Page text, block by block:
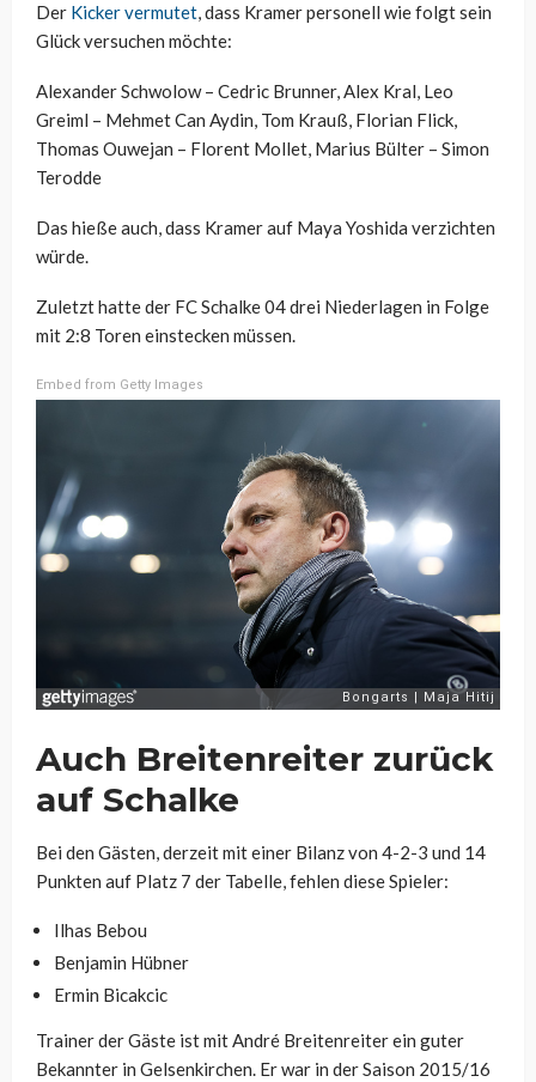
Der Kicker vermutet, dass Kramer personell wie folgt sein
Glück versuchen möchte:
Alexander Schwolow – Cedric Brunner, Alex Kral, Leo
Greiml – Mehmet Can Aydin, Tom Krauß, Florian Flick,
Thomas Ouwejan – Florent Mollet, Marius Bülter – Simon
Terodde
Das hieße auch, dass Kramer auf Maya Yoshida verzichten
würde.
Zuletzt hatte der FC Schalke 04 drei Niederlagen in Folge
mit 2:8 Toren einstecken müssen.
Embed from Getty Images
Auch Breitenreiter zurück
auf Schalke
Bei den Gästen, derzeit mit einer Bilanz von 4-2-3 und 14
Punkten auf Platz 7 der Tabelle, fehlen diese Spieler:
Ilhas Bebou
Benjamin Hübner
Ermin Bicakcic
Trainer der Gäste ist mit André Breitenreiter ein guter
Bekannter in Gelsenkirchen. Er war in der Saison 2015/16